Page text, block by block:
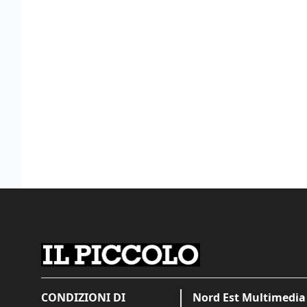
CONDIZIONI DI
Nord Est Multimedia